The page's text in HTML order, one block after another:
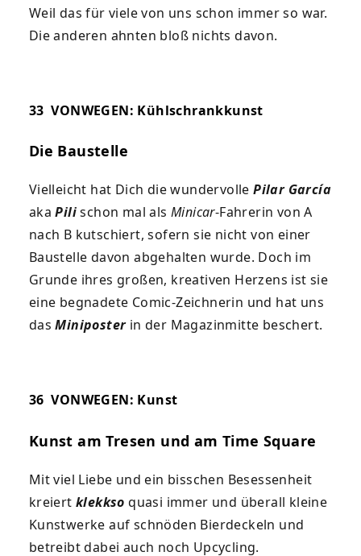
Weil das für viele von uns schon immer so war.
Die anderen ahnten bloß nichts davon.
33 VONWEGEN: Kühlschrankkunst
Die Baustelle
Vielleicht hat Dich die wundervollePilar García
akaPilischon mal alsMinicar-Fahrerin von A
nach B kutschiert, sofern sie nicht von einer
Baustelle davon abgehalten wurde. Doch im
Grunde ihres großen, kreativen Herzens ist sie
eine begnadete Comic-Zeich­nerin und hat uns
dasMiniposterin der Magazinmitte beschert.
36 VONWEGEN: Kunst
Kunst am Tresen und am Time Square
Mit viel Liebe und ein bisschen Besessenheit
kreiertklekkso quasi immer und überall kleine
Kunstwerke auf schnöden Bierdeckeln und
betreibt dabei auch noch Upcycling.